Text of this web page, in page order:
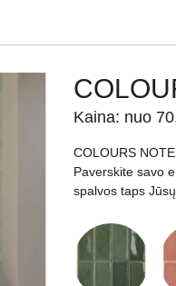
voniai, kurios yra
– rinkitės tai, kas padeda
kuri ne tik atitiks
Kaina: nuo
COLOURS
Paverskite savo
spalvos taps